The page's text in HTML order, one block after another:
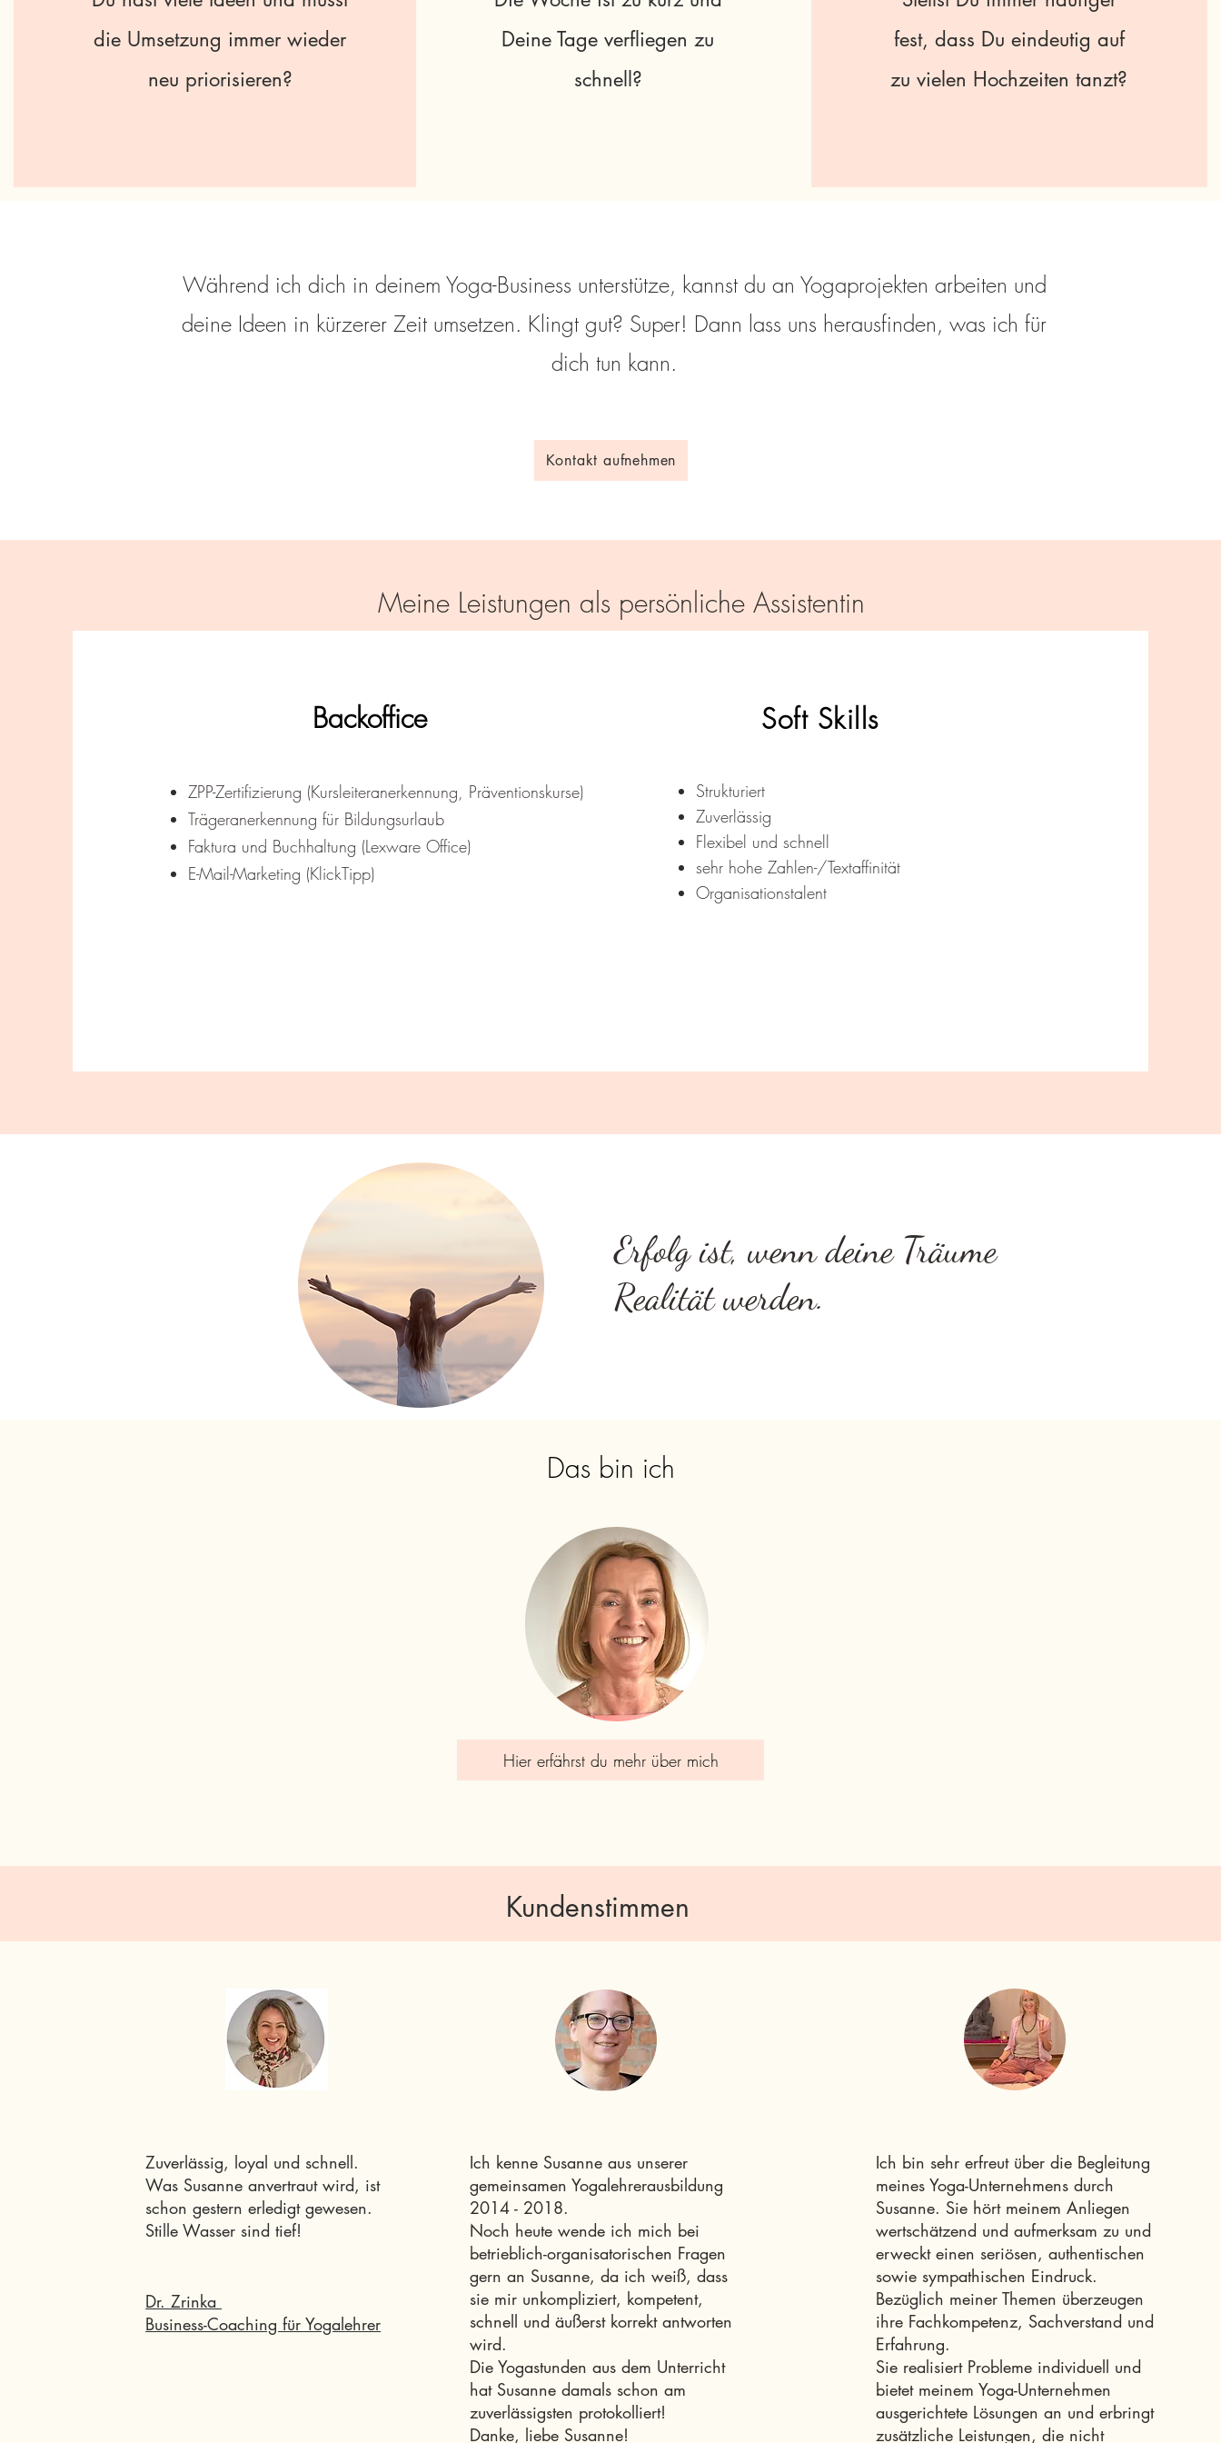
die Umsetzung immer wieder
neu priorisieren?
Deine Tage verfliegen zu
schnell?
fest, dass Du eindeutig auf
zu vielen Hochzeiten tanzt?
Während ich dich in deinem Yoga-Business unterstütze, kannst du an Yogaprojekten arbeiten und
deine Ideen in kürzerer Zeit umsetzen. Klingt gut? Super! Dann lass uns herausfinden, was ich für
dich tun kann.
Kontakt aufnehmen
Meine Leistungen als persönliche Assistentin
Backoffice
ZPP-Zertifizierung (Kursleiteranerkennung, Präventionskurse)
Trägeranerkennung für Bildungsurlaub
Faktura und Buchhaltung (Lexware Office)
E-Mail-Marketing (KlickTipp)
Soft Skills
Strukturiert
Zuverlässig
Flexibel und schnell
sehr hohe Zahlen-/Textaffinität
Organisationstalent
Erfolg ist, wenn deine Träume
Realität werden.
Das bin ich
Hier erfährst du mehr über mich
Kundenstimmen
Zuverlässig, loyal und schnell.
Was Susanne anvertraut wird, ist
schon gestern erledigt gewesen.
Stille Wasser sind tief!
Dr. Zrinka
Business-Coaching für Yogalehrer
Ich kenne Susanne aus unserer
gemeinsamen Yogalehrerausbildung
2014 - 2018.
Noch heute wende ich mich bei
betrieblich-organisatorischen Fragen
gern an Susanne, da ich weiß, dass
sie mir unkompliziert, kompetent,
schnell und äußerst korrekt antworten
wird.
Die Yogastunden aus dem Unterricht
hat Susanne damals schon am
zuverlässigsten protokolliert!
Danke, liebe Susanne!
Ich bin sehr erfreut über die Begleitung
meines Yoga-Unternehmens durch
Susanne. Sie hört meinem Anliegen
wertschätzend und aufmerksam zu und
erweckt einen seriösen, authentischen
sowie sympathischen Eindruck.
Bezüglich meiner Themen überzeugen
ihre Fachkompetenz, Sachverstand und
Erfahrung.
Sie realisiert Probleme individuell und
bietet meinem Yoga-Unternehmen
ausgerichtete Lösungen an und erbringt
zusätzliche Leistungen, die nicht